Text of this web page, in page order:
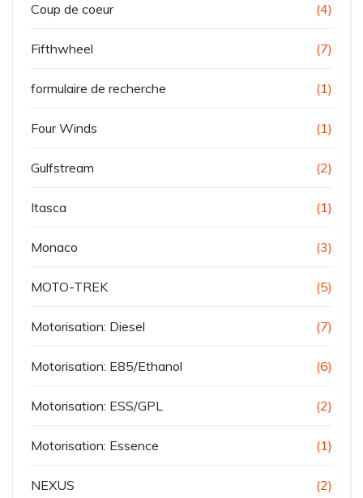
Coup de coeur (4)
Fifthwheel (7)
formulaire de recherche (1)
Four Winds (1)
Gulfstream (2)
Itasca (1)
Monaco (3)
MOTO-TREK (5)
Motorisation: Diesel (7)
Motorisation: E85/Ethanol (6)
Motorisation: ESS/GPL (2)
Motorisation: Essence (1)
NEXUS (2)